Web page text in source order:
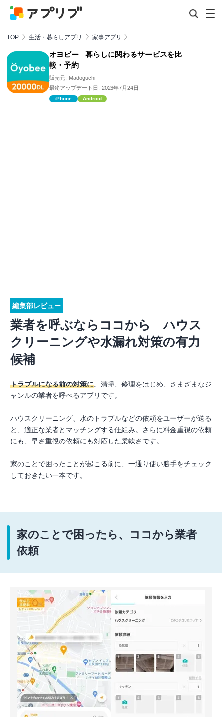
TOP 生活・暮らしアプリ 家事アプリ
オヨビー - 暮らしに関わるサービスを比
較・予約
販売元: Madoguchi
最終アップデート日: 2026年7月24日
iPhone Android
編集部レビュー
業者を呼ぶならココから ハウス
クリーニングや水漏れ対策の有力
候補
トラブルになる前の対策に。清掃、修理をはじめ、さまざまなジ
ャンルの業者を呼べるアプリです。
ハウスクリーニング、水のトラブルなどの依頼をユーザーが送る
と、適正な業者とマッチングする仕組み。さらに料金重視の依頼
にも、早さ重視の依頼にも対応した柔軟さです。
家のことで困ったことが起こる前に、一通り使い勝手をチェック
しておきたい一本です。
家のことで困ったら、ココから業者
依頼